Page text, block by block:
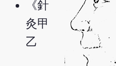
《針
灸甲
乙